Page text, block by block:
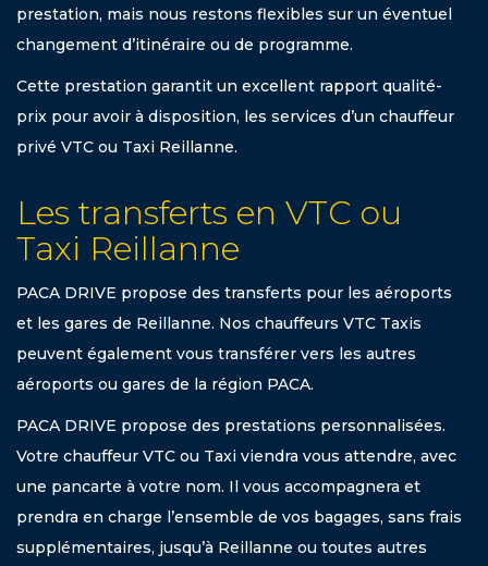
prestation, mais nous restons flexibles sur un éventuel
changement d’itinéraire ou de programme.
Cette prestation garantit un excellent rapport qualité-
prix pour avoir à disposition, les services d’un chauffeur
privé VTC ou Taxi Reillanne.
Les transferts en VTC ou
Taxi Reillanne
PACA DRIVE propose des transferts pour les aéroports
et les gares de Reillanne. Nos chauffeurs VTC Taxis
peuvent également vous transférer vers les autres
aéroports ou gares de la région PACA.
PACA DRIVE propose des prestations personnalisées.
Votre chauffeur VTC ou Taxi viendra vous attendre, avec
une pancarte à votre nom. Il vous accompagnera et
prendra en charge l’ensemble de vos bagages, sans frais
supplémentaires, jusqu’à Reillanne ou toutes autres